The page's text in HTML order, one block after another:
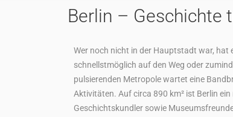
Berlin – Geschichte
Wer noch nicht in der Hauptstadt war, hat
schnellstmöglich auf den Weg oder
pulsierenden Metropole wartet eine
Aktivitäten. Auf circa 890 km² ist Berlin
Geschichtskundler sowie